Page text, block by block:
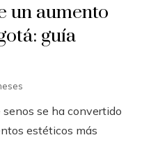
un aumento
guía
senos se ha convertido
estéticos más